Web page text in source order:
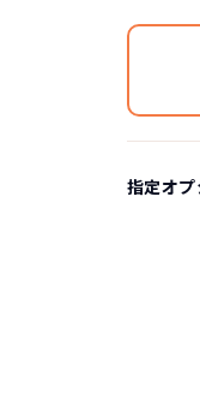
指定オ